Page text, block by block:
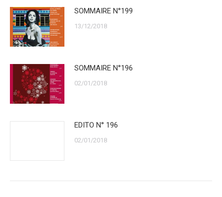
SOMMAIRE N°199
13/12/2018
SOMMAIRE N°196
02/01/2018
EDITO N° 196
02/01/2018